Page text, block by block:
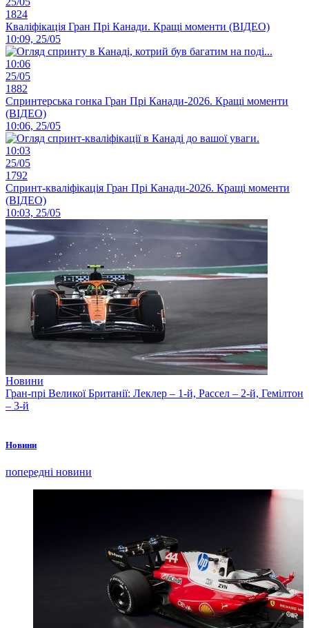
1824
Кваліфікація Гран Прі Канади. Кращі моменти (ВІДЕО)
10:09, 25/05
10:06
25/05
1882
Спринтерська гонка Гран Прі Канади-2026. Кращі моменти
(ВІДЕО)
10:06, 25/05
10:03
25/05
1792
Спринт-кваліфікація Гран Прі Канади-2026. Кращі моменти
(ВІДЕО)
10:03, 25/05
Новини
Гран-прі Великої Британії: Леклер – 1-й, Рассел – 2-й, Гемілтон
– 3-й
Новини
попередні новини